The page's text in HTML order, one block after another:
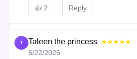
👍 2 Reply
T Taleen the princess ★★★★★
6/22/2026